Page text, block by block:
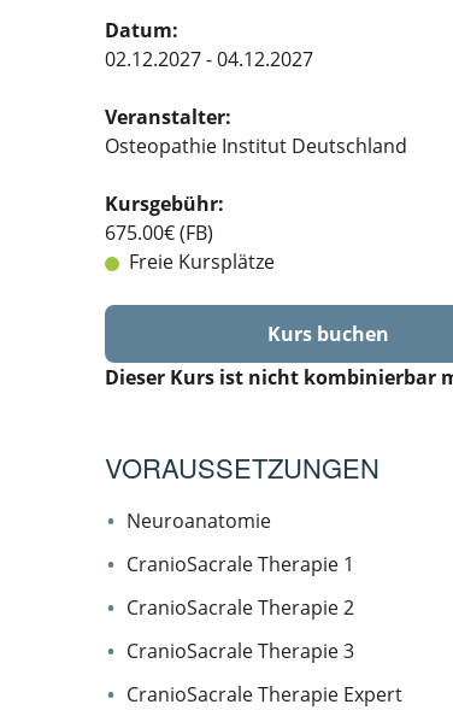
Datum:
02.12.2027 - 04.12.2027
Veranstalter:
Osteopathie Institut Deutschland
Kursgebühr:
675.00€ (FB)
Freie Kursplätze
Kurs buchen
Dieser Kurs ist nicht kombinierbar
VORAUSSETZUNGEN
Neuroanatomie
CranioSacrale Therapie 1
CranioSacrale Therapie 2
CranioSacrale Therapie 3
CranioSacrale Therapie Expert